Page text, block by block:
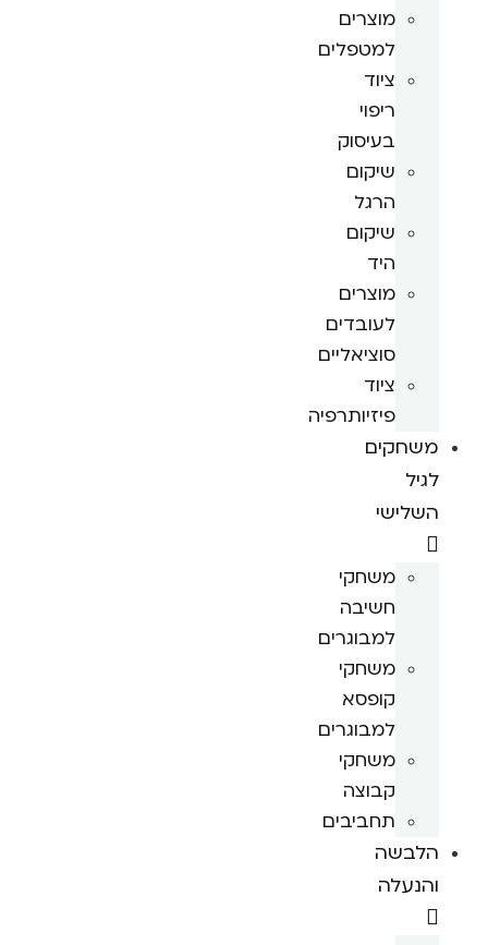
מוצרים
למטפלים
ציוד
ריפוי
בעיסוק
שיקום
הרגל
שיקום
היד
מוצרים
לעובדים
סוציאליים
ציוד
פיזיותרפיה
משחקים
לגיל
השלישי
משחקי
חשיבה
למבוגרים
משחקי
קופסא
למבוגרים
משחקי
קבוצה
תחביבים
הלבשה
והנעלה